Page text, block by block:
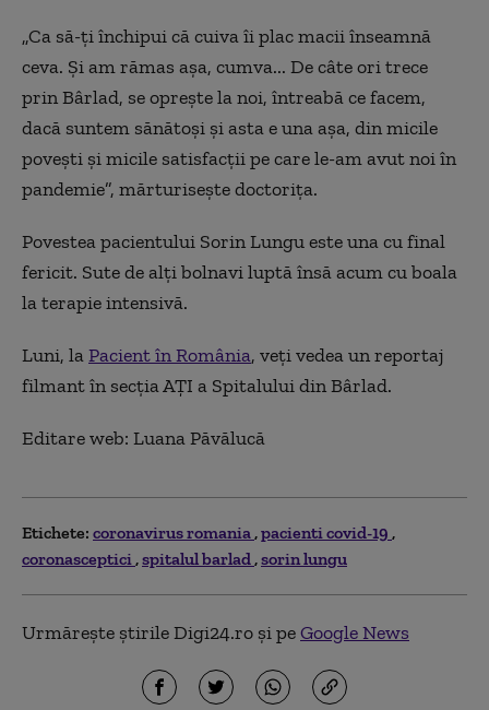
„Ca să-ți închipui că cuiva îi plac macii înseamnă
ceva. Și am rămas așa, cumva... De câte ori trece
prin Bârlad, se oprește la noi, întreabă ce facem,
dacă suntem sănătoși și asta e una așa, din micile
povești și micile satisfacții pe care le-am avut noi în
pandemie”, mărturisește doctorița.
Povestea pacientului Sorin Lungu este una cu final
fericit. Sute de alți bolnavi luptă însă acum cu boala
la terapie intensivă.
Luni, laPacient în România, veți vedea un reportaj
filmant în secţia AȚI a Spitalului din Bârlad.
Editare web: Luana Păvălucă
Etichete: coronavirus romania pacienti covid-19
coronasceptici spitalul barlad sorin lungu
Urmărește știrile Digi24.ro și peGoogle News